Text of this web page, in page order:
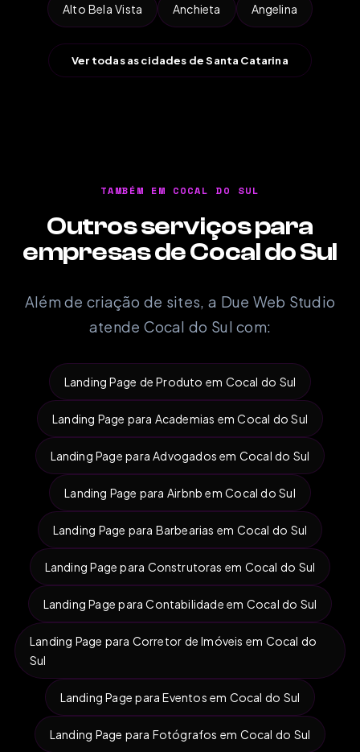
Alto Bela Vista Anchieta Angelina
Ver todas as cidades de Santa Catarina
TAMBÉM EM COCAL DO SUL
Outros serviços para
empresas de Cocal do Sul
Além de criação de sites, a Due Web Studio
atende Cocal do Sul com:
Landing Page de Produto em Cocal do Sul
Landing Page para Academias em Cocal do Sul
Landing Page para Advogados em Cocal do Sul
Landing Page para Airbnb em Cocal do Sul
Landing Page para Barbearias em Cocal do Sul
Landing Page para Construtoras em Cocal do Sul
Landing Page para Contabilidade em Cocal do Sul
Landing Page para Corretor de Imóveis em Cocal do
Sul
Landing Page para Eventos em Cocal do Sul
Landing Page para Fotógrafos em Cocal do Sul